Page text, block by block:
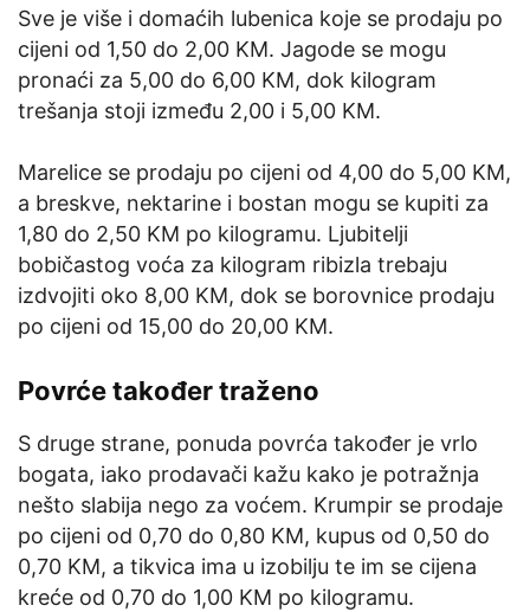
Sve je više i domaćih lubenica koje se prodaju po
cijeni od 1,50 do 2,00 KM. Jagode se mogu
pronaći za 5,00 do 6,00 KM, dok kilogram
trešanja stoji između 2,00 i 5,00 KM.
Marelice se prodaju po cijeni od 4,00 do 5,00 KM,
a breskve, nektarine i bostan mogu se kupiti za
1,80 do 2,50 KM po kilogramu. Ljubitelji
bobičastog voća za kilogram ribizla trebaju
izdvojiti oko 8,00 KM, dok se borovnice prodaju
po cijeni od 15,00 do 20,00 KM.
Povrće također traženo
S druge strane, ponuda povrća također je vrlo
bogata, iako prodavači kažu kako je potražnja
nešto slabija nego za voćem. Krumpir se prodaje
po cijeni od 0,70 do 0,80 KM, kupus od 0,50 do
0,70 KM, a tikvica ima u izobilju te im se cijena
kreće od 0,70 do 1,00 KM po kilogramu.